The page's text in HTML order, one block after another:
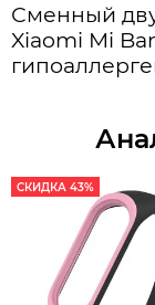
Сменный
Xiaomi Mi
СКИДКА 43%